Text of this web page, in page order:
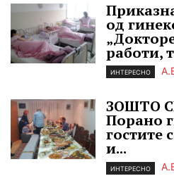
од
работи,
ИНТЕРЕСНО
ЗОШТО
Порано
гостите
и...
ИНТЕРЕСНО